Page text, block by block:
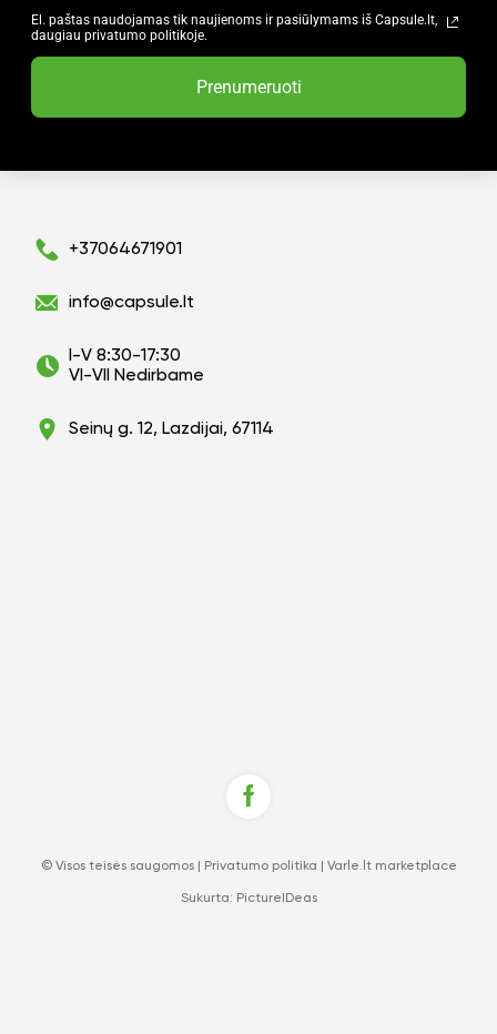
El. paštas naudojamas tik naujienoms ir pasiūlymams iš Capsule.lt,
daugiau privatumo politikoje.
Prenumeruoti
+37064671901
info@capsule.lt
I-V 8:30-17:30
VI-VII Nedirbame
Seinų g. 12, Lazdijai, 67114
© Visos teisės saugomos | Privatumo politika Varle.lt marketplace
Sukurta: PictureIDeas